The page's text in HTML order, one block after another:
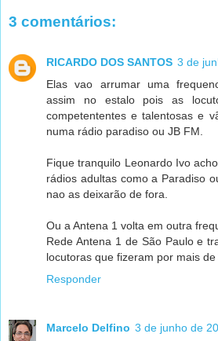
3 comentários:
RICARDO DOS SANTOS 3 de
Elas vao arrumar uma
assim no estalo pois as
competententes e talentosas e
numa rádio paradiso ou JB FM.
Fique tranquilo Leonardo Ivo
rádios adultas como a Paradiso
nao as deixarão de fora.
Ou a Antena 1 volta em outra
Rede Antena 1 de São Paulo e
locutoras que fizeram por mais
Responder
Marcelo Delfino 3 de junho de